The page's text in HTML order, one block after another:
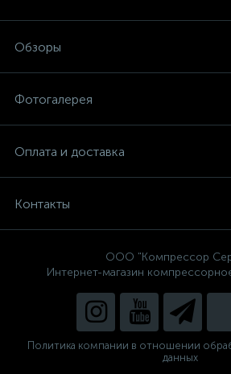
Обзоры
Фотогалерея
Оплата и доставка
Контакты
ООО "Компрессор
Интернет-магазин
Политика компании в отношении
данных